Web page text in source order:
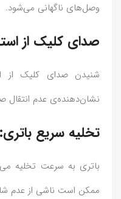
وصل‌های ناگهانی می‌شود.
صدای کلیک از
شنیدن صدای کلیک از
نشان‌دهنده‌ی عدم
تخلیه سریع باتری:
باتری به سرعت تخلیه
ممکن است ناشی از عدم